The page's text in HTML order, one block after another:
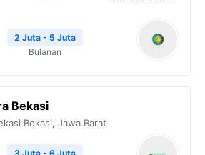
2 Juta - 5 Juta
Bulanan
Bekasi
Bekasi, Jawa Barat